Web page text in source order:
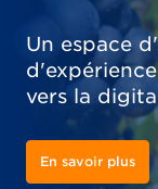
Un espace
vers la
En savoir plus